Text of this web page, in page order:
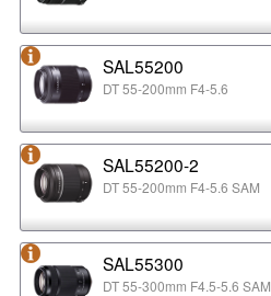
SAL55200
DT 55-200mm F4-5.6
SAL55200-2
DT 55-200mm F4-5.6 SAM
SAL55300
DT 55-300mm F4.5-5.6 SAM